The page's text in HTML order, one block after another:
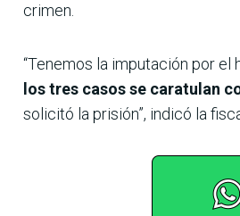
crimen.
“Tenemos la imputación por el
los tres casos se caratulan
solicitó la prisión”, indicó la